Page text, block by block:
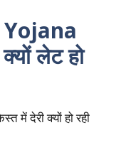
लेट हो
में देरी क्यों हो रही